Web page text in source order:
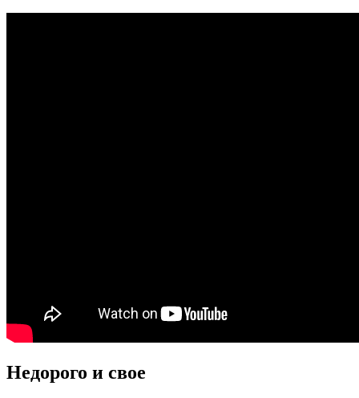
Недорого и свое